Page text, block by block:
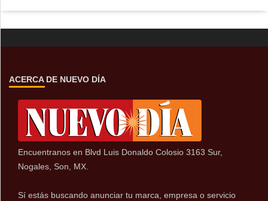
ACERCA DE NUEVO DÍA
Encuentranos en Blvd Luis Donaldo Colosio 3163 Sur,
Nogales, Son, MX.
Sí estás buscando anunciar tu marca, empresa o servicio